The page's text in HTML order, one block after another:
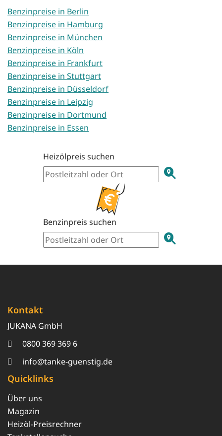
Benzinpreise in Berlin
Benzinpreise in Hamburg
Benzinpreise in München
Benzinpreise in Köln
Benzinpreise in Frankfurt
Benzinpreise in Stuttgart
Benzinpreise in Düsseldorf
Benzinpreise in Leipzig
Benzinpreise in Dortmund
Benzinpreise in Essen
Heizölpreis suchen
Benzinpreis suchen
Kontakt
JUKANA GmbH
0800 369 369 6
info@tanke-guenstig.de
Quicklinks
Über uns
Magazin
Heizöl-Preisrechner